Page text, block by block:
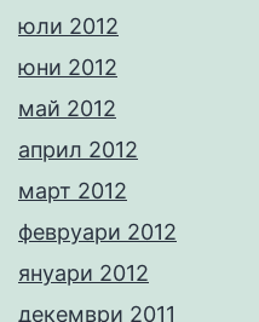
юли 2012
юни 2012
май 2012
април 2012
март 2012
февруари 2012
януари 2012
декември 2011